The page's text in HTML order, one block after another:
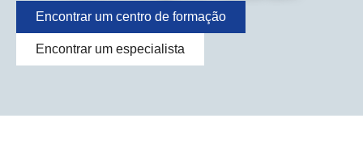
Encontrar um centro de formação
Encontrar um especialista